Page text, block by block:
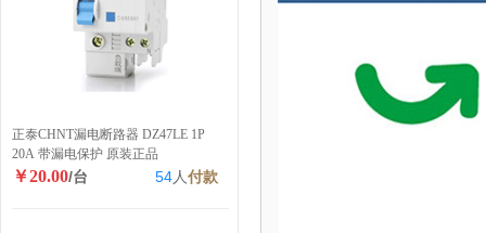
正泰CHNT漏电断路器 DZ47LE 1P
20A 带漏电保护 原装正品
￥20.00/台 54人付款